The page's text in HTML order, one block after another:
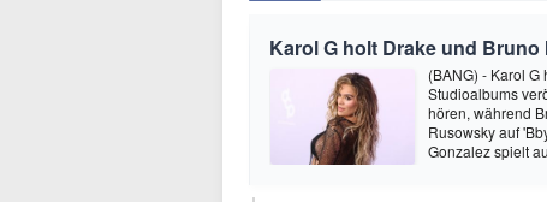
Karol G holt Drake und
(BANG) - Karol G
Studioalbums
hören, während
Rusowsky auf
Gonzalez spielt